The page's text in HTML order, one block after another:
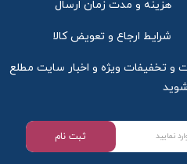
چگونه است؟
محبوب و پرطرفدار در زمینه
است. این برند با وجود
های تخصصی و استفاده از
از قیمت مناسبی برخوردار
ای سازگار بوده و برای همگان
دنبال یک برند ایرانی
هزینه و مدت زمان ارسال
شرایط ارجاع و تعویض کالا
و تخفیفات ویژه و اخبار سایت مطلع
شوید
ثبت نام